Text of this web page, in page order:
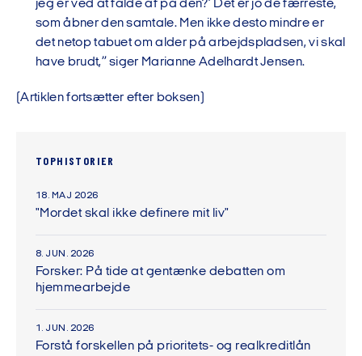
jeg er ved at falde af på den?’ Det er jo de færreste,
som åbner den samtale. Men ikke desto mindre er
det netop tabuet om alder på arbejdspladsen, vi skal
have brudt,” siger Marianne Adelhardt Jensen.
(Artiklen fortsætter efter boksen)
TOPHISTORIER
18. MAJ 2026
"Mordet skal ikke definere mit liv"
8. JUN. 2026
Forsker: På tide at gentænke debatten om
hjemmearbejde
1. JUN. 2026
Forstå forskellen på prioritets- og realkreditlån